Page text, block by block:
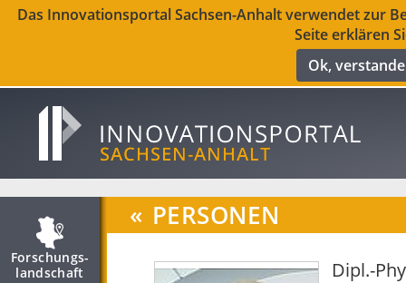
Das Innovationsportal Sachsen-Anhalt verwendet zur
Seite erklären
Ok,
Forschungs­
landschaft
« PERSONEN
Dipl.-